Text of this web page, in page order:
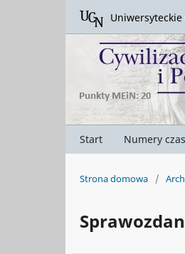
Start Numery
Strona domowa /